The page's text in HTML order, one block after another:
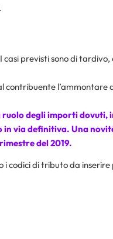
previsti sono di tardivo,
contribuente l’ammontare
degli importi dovuti,
via definitiva. Una
del 2019.
i codici di tributo da